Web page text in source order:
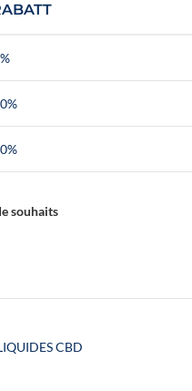
souhaits
CBD